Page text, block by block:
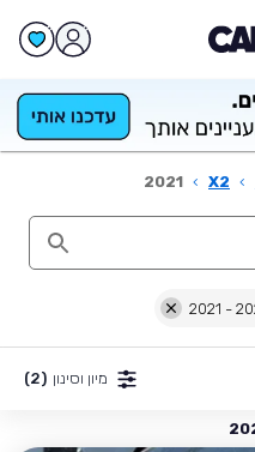
›
X2
›
2021
מיון וסינון (2)